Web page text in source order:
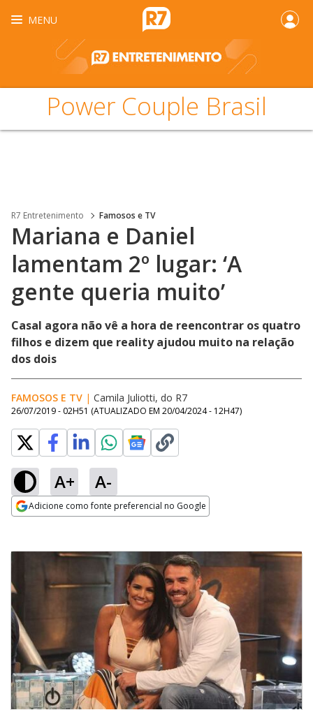
MENU
Power Couple Brasil
R7 Entretenimento Famosos e TV
Mariana e Daniel
lamentam 2º lugar: ‘A
gente queria muito’
Casal agora não vê a hora de reencontrar os quatro
filhos e dizem que reality ajudou muito na relação
dos dois
FAMOSOS E TV | Camila Juliotti, do R7
26/07/2019 - 02H51 (ATUALIZADO EM 20/04/2024 - 12H47)
A+ A-
Adicione como fonte preferencial no Google